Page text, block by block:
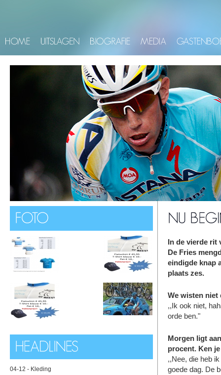
04-12 - Kleding
In de vierde rit
De Fries
eindigde knap
plaats zes.
We wisten
,,Ik ook niet,
orde ben."
Morgen ligt
procent. Ken
,,Nee, die heb
goede dag. De